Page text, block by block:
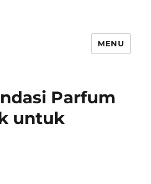
MENU
Parfum
untuk